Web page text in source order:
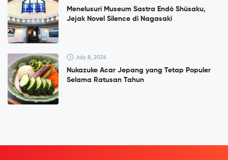
Menelusuri Museum Sastra Endō Shūsaku,
Jejak Novel Silence di Nagasaki
July 8, 2026
Nukazuke Acar Jepang yang Tetap Populer
Selama Ratusan Tahun